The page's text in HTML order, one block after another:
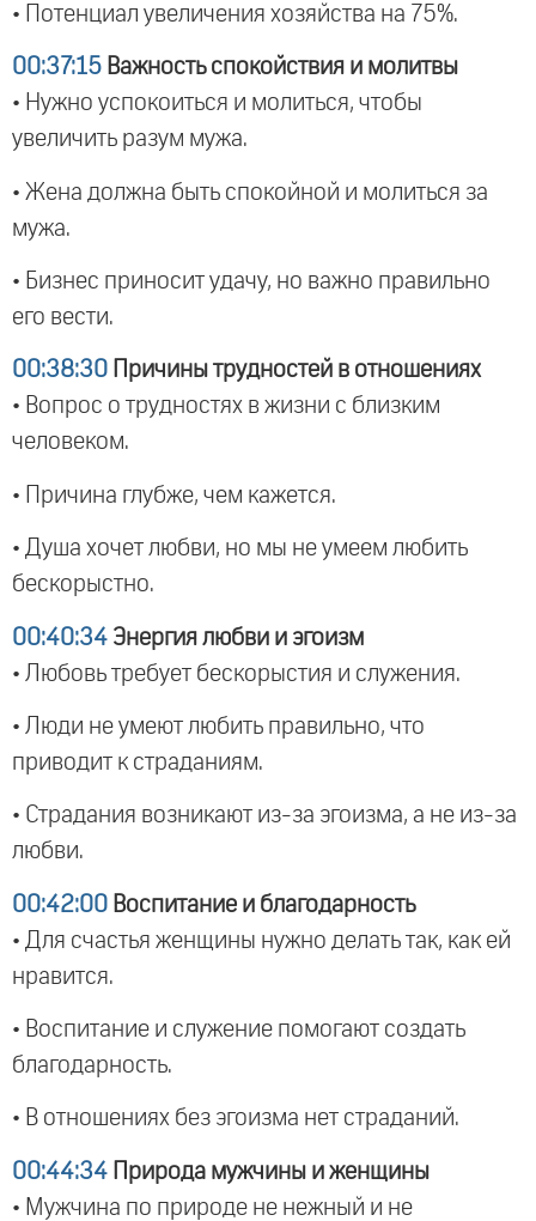
• Потенциал увеличения хозяйства на 75%.
00:37:15 Важность спокойствия и молитвы
• Нужно успокоиться и молиться, чтобы
увеличить разум мужа.
• Жена должна быть спокойной и молиться за
мужа.
• Бизнес приносит удачу, но важно правильно
его вести.
00:38:30 Причины трудностей в отношениях
• Вопрос о трудностях в жизни с близким
человеком.
• Причина глубже, чем кажется.
• Душа хочет любви, но мы не умеем любить
бескорыстно.
00:40:34 Энергия любви и эгоизм
• Любовь требует бескорыстия и служения.
• Люди не умеют любить правильно, что
приводит к страданиям.
• Страдания возникают из-за эгоизма, а не из-за
любви.
00:42:00 Воспитание и благодарность
• Для счастья женщины нужно делать так, как ей
нравится.
• Воспитание и служение помогают создать
благодарность.
• В отношениях без эгоизма нет страданий.
00:44:34 Природа мужчины и женщины
• Мужчина по природе не нежный и не